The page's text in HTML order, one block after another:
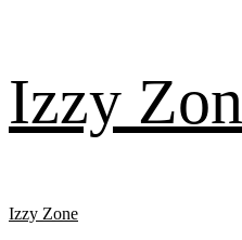
content
Izzy
Primary
Izzy Zone